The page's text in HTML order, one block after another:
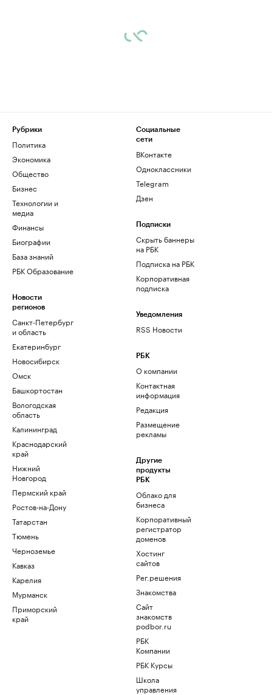
Рубрики
Политика
Экономика
Общество
Бизнес
Технологии и
медиа
Финансы
Биографии
База знаний
РБК Образование
Новости
регионов
Санкт-Петербург
и область
Екатеринбург
Новосибирск
Омск
Башкортостан
Вологодская
область
Калининград
Краснодарский
край
Нижний
Новгород
Пермский край
Ростов-на-Дону
Татарстан
Тюмень
Черноземье
Кавказ
Карелия
Мурманск
Приморский
край
Социальные
сети
ВКонтакте
Одноклассники
Telegram
Дзен
Подписки
Скрыть баннеры
на РБК
Подписка на РБК
Корпоративная
подписка
Уведомления
RSS Новости
РБК
О компании
Контактная
информация
Редакция
Размещение
рекламы
Другие
продукты
РБК
Облако для
бизнеса
Корпоративный
регистратор
доменов
Хостинг
сайтов
Рег.решения
Знакомства
Сайт
знакомств
podbor.ru
РБК
Компании
РБК Курсы
Школа
управления